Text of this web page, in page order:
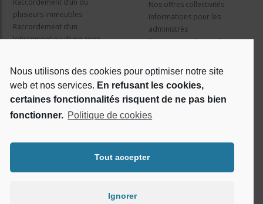
Nous utilisons des cookies pour optimiser notre site
web et nos services. En refusant les cookies,
certaines fonctionnalités risquent de ne pas bien
fonctionner. Politique de cookies
Tout accepter
Ignorer
Raccordement d’un ou
plusieurs immeubles
Raccordement d’un
lotissement ou d’une zone
Nos offres collectivités
Informations pour les
administrés
Travaux et cadre juridique
Qui sommes nous ?
Le projet Rosace
Réseaux sociaux